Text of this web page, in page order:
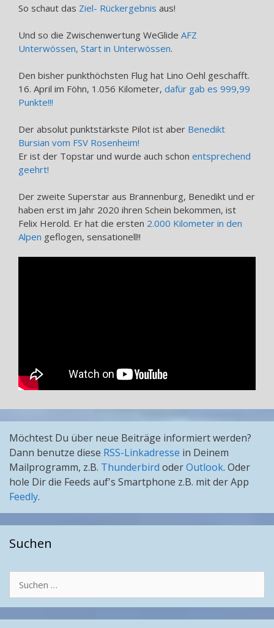
So schaut das Ziel- Rückergebnis aus!
Und so die Zwischenwertung WeGlide AFZ
Unterwössen, Start in Unterwössen.
Den bisher punkthöchsten Flug hat Lino Oehl geschafft.
16. April im Föhn, 1.056 Kilometer, dafür gab es 999,99
Punkte!!!
Der absolut punktstärkste Pilot ist aber Benedikt
Bursian vom FSV Rosenheim!
Er ist der Topstar und wurde auch schon entsprechend
geehrt!
Der zweite Superstar aus Brannenburg, Benedikt und er
haben erst im Jahr 2020 ihren Schein bekommen, ist
Felix Herold. Er hat die ersten 2.000 Kilometer in den
Alpen geflogen, sensationell!!
Möchtest Du über neue Beiträge informiert werden?
Dann benutze diese RSS-Linkadresse in Deinem
Mailprogramm, z.B. Thunderbird oderOutlook. Oder
hole Dir die Feeds auf's Smartphone z.B. mit der App
Feedly.
Suchen
nach: